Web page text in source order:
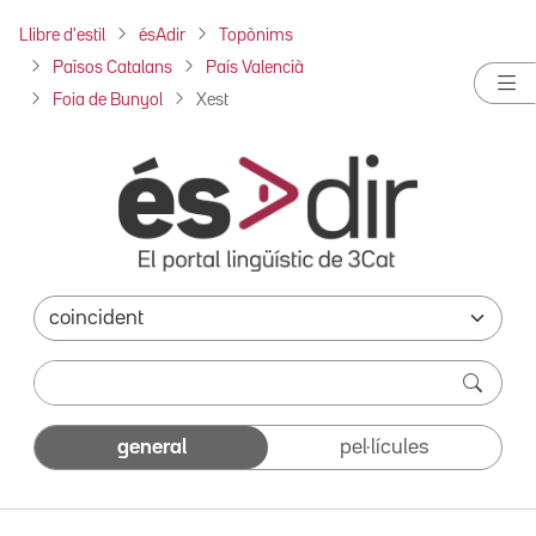
Llibre d'estil ésAdir Topònims
Països Catalans País Valencià
Foia de Bunyol Xest
general pel·lícules